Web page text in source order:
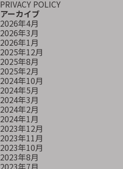
PRIVACY POLICY
アーカイブ
2026年4月
2026年3月
2026年1月
2025年12月
2025年8月
2025年2月
2024年10月
2024年5月
2024年3月
2024年2月
2024年1月
2023年12月
2023年11月
2023年10月
2023年8月
2023年7月